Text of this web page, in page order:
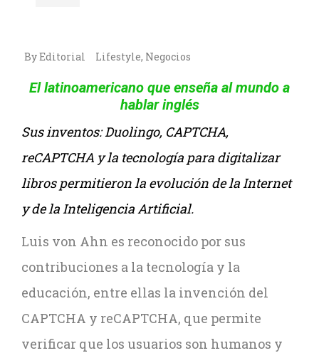
By Editorial Lifestyle, Negocios
El latinoamericano que enseña al mundo a
hablar inglés
Sus inventos: Duolingo, CAPTCHA,
reCAPTCHA y la tecnología para digitalizar
libros permitieron la evolución de la Internet
y de la Inteligencia Artificial.
Luis von Ahn es reconocido por sus
contribuciones a la tecnología y la
educación, entre ellas la invención del
CAPTCHA y reCAPTCHA, que permite
verificar que los usuarios son humanos y